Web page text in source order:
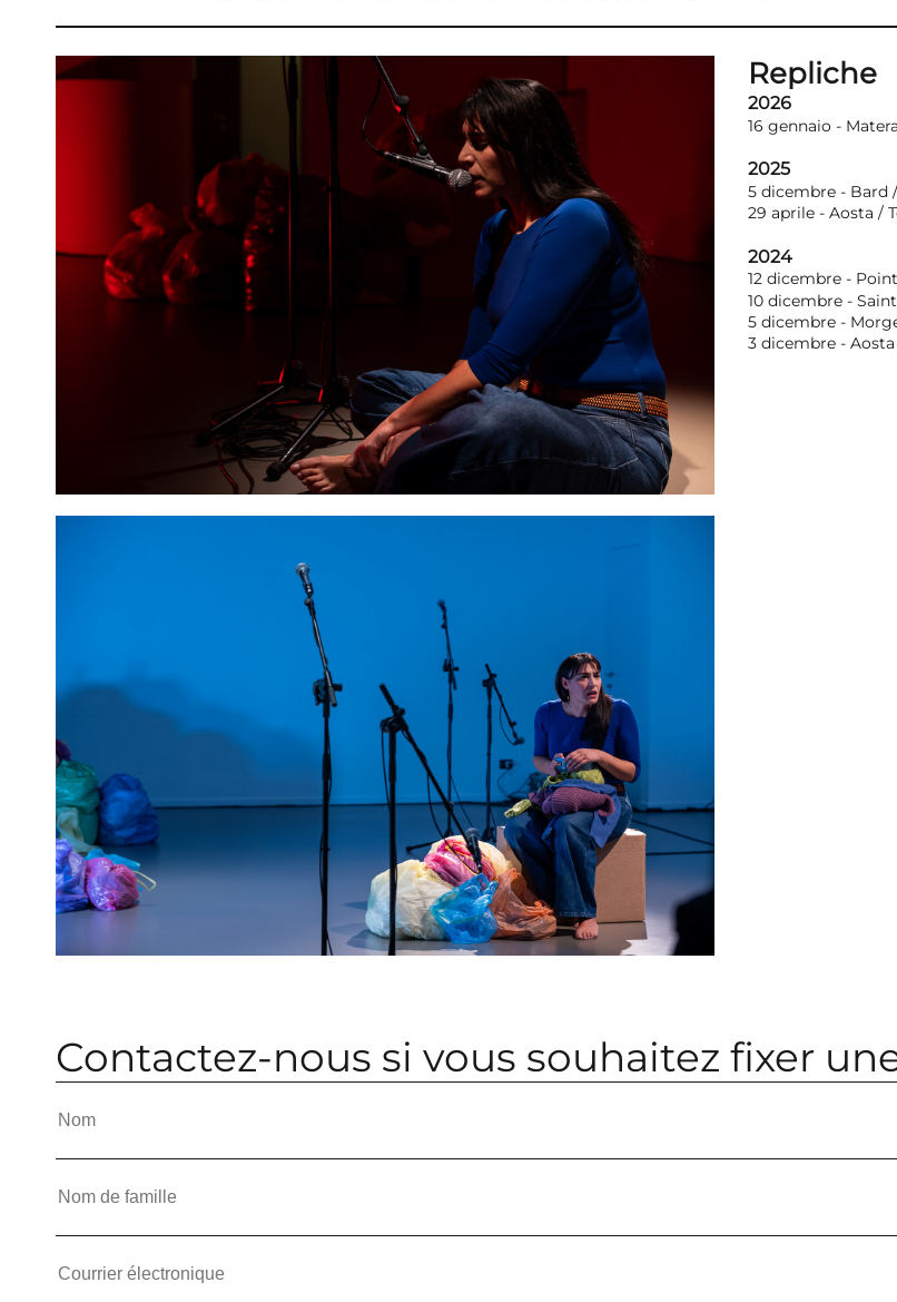
Repliche
2026
16 gennaio -
2025
5 dicembre - Bard
29 aprile - Aosta /
2024
12 dicembre -
10 dicembre -
5 dicembre -
3 dicembre -
Contactez-nous si vous souhaitez fixer